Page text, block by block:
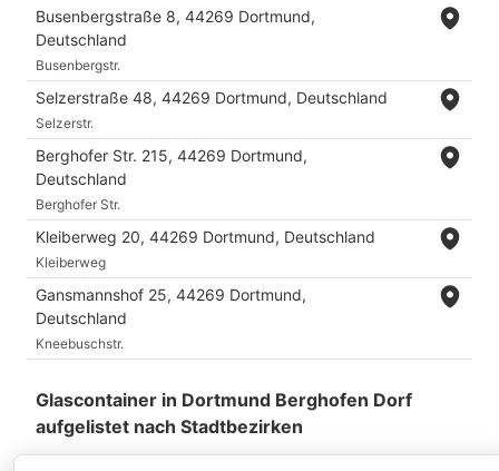
Busenbergstraße 8, 44269 Dortmund,
Deutschland
Busenbergstr.
Selzerstraße 48, 44269 Dortmund, Deutschland
Selzerstr.
Berghofer Str. 215, 44269 Dortmund,
Deutschland
Berghofer Str.
Kleiberweg 20, 44269 Dortmund, Deutschland
Kleiberweg
Gansmannshof 25, 44269 Dortmund,
Deutschland
Kneebuschstr.
Glascontainer in Dortmund Berghofen Dorf
aufgelistet nach Stadtbezirken